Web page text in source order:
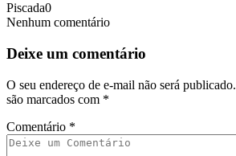
Piscada0
Nenhum comentário
Deixe um comentário
O seu endereço de e-mail não será publicado.
são marcados com *
Comentário *